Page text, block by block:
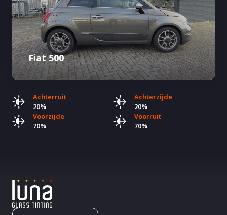
Fiat 500
Achterruit
20%
Achterzijde
20%
Voorzijde
70%
Voorruit
70%